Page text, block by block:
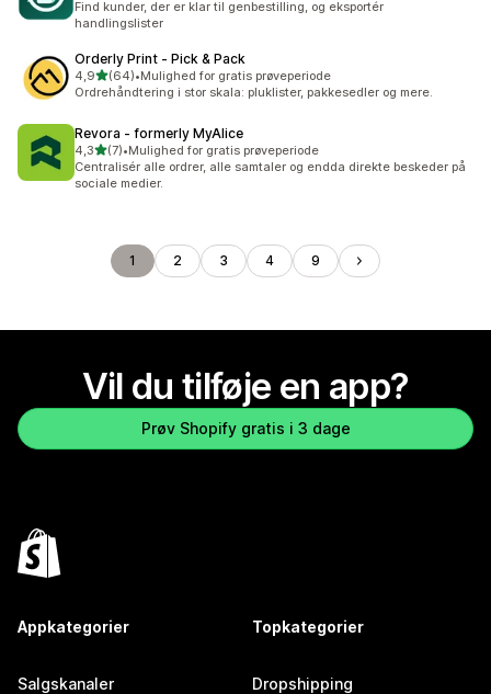
Find kunder, der er klar til genbestilling, og eksportér
handlingslister
Orderly Print ‑ Pick & Pack
4,9ud af 5 stjerner
(64)
64 anmeldelser i alt
•Mulighed for gratis prøveperiode
Ordrehåndtering i stor skala: pluklister, pakkesedler og mere.
Revora ‑ formerly MyAlice
4,3ud af 5 stjerner
(7)
7 anmeldelser i alt
•Mulighed for gratis prøveperiode
Centralisér alle ordrer, alle samtaler og endda direkte beskeder på
sociale medier.
1 2 3 4 9
Vil du tilføje en app?
Prøv Shopify gratis i 3 dage
Appkategorier
Salgskanaler
Topkategorier
Dropshipping